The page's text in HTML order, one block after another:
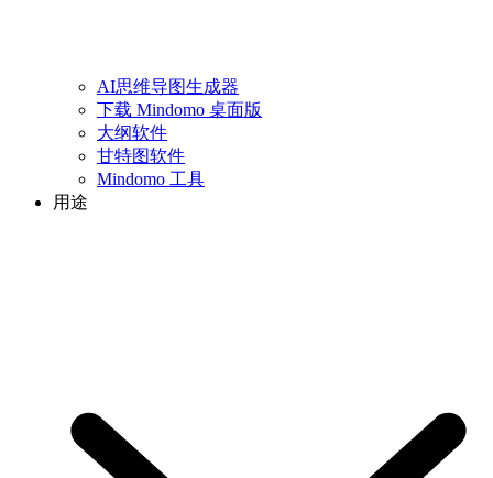
AI思维导图生成器
下载 Mindomo 桌面版
大纲软件
甘特图软件
Mindomo 工具
用途